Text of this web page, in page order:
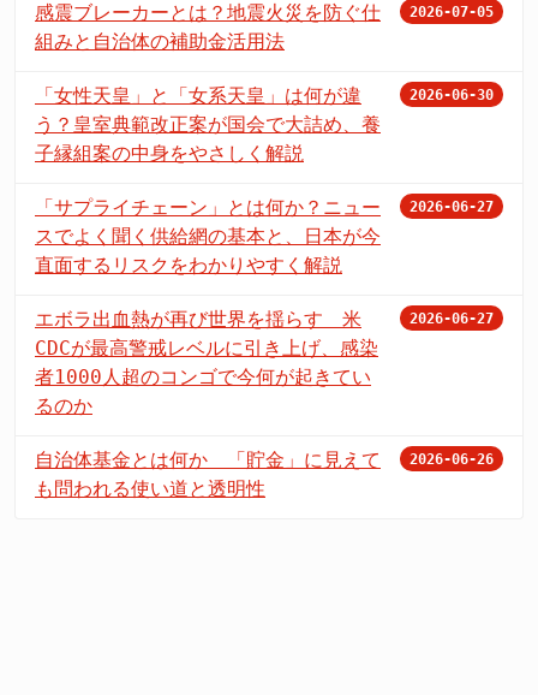
感震ブレーカーとは？地震火災を防ぐ仕
組みと自治体の補助金活用法
2026-07-05
「女性天皇」と「女系天皇」は何が違
う？皇室典範改正案が国会で大詰め、養
子縁組案の中身をやさしく解説
2026-06-30
「サプライチェーン」とは何か？ニュー
スでよく聞く供給網の基本と、日本が今
直面するリスクをわかりやすく解説
2026-06-27
エボラ出血熱が再び世界を揺らす 米
CDCが最高警戒レベルに引き上げ、感染
者1000人超のコンゴで今何が起きてい
るのか
2026-06-27
自治体基金とは何か 「貯金」に見えて
も問われる使い道と透明性
2026-06-26